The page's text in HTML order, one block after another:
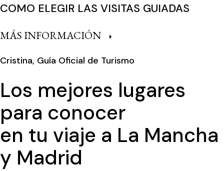
COMO ELEGIR LAS VISITAS GUIADAS
MÁS INFORMACIÓN
Cristina, Guía Oficial de Turismo
Los mejores lugares
para conocer
en tu viaje a La Mancha
y Madrid